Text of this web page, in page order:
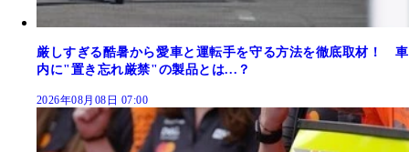
厳しすぎる酷暑から愛車と運転手を守る方法を徹底取材！ 車
内に"置き忘れ厳禁"の製品とは...？
2026年08月08日 07:00